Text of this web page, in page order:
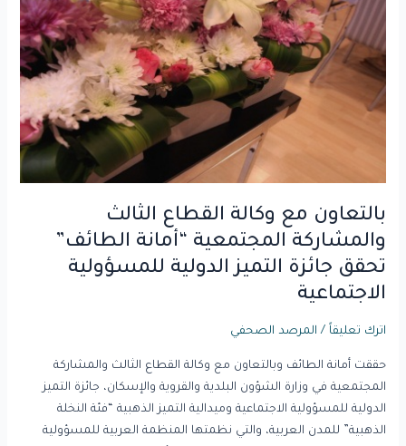
بالتعاون مع وكالة القطاع الثالث
والمشاركة المجتمعية “أمانة الطائف”
تحقق جائزة التميز الدولية للمسؤولية
الاجتماعية
اترك تعليقاً / المرصد الصحفي
حققت أمانة الطائف وبالتعاون مع وكالة القطاع الثالث والمشاركة
المجتمعية في وزارة الشؤون البلدية والقروية والإسكان، جائزة التميز
الدولية للمسؤولية الاجتماعية وميدالية التميز الذهبية “فئة النخلة
الذهبية” للمدن العربية، والتي نظمتها المنظمة العربية للمسؤولية
مع
وكالة
القطاع
الثالث
والمشاركة
جائزة
التميز
الدولية
للمسؤولية
الاجتماعية